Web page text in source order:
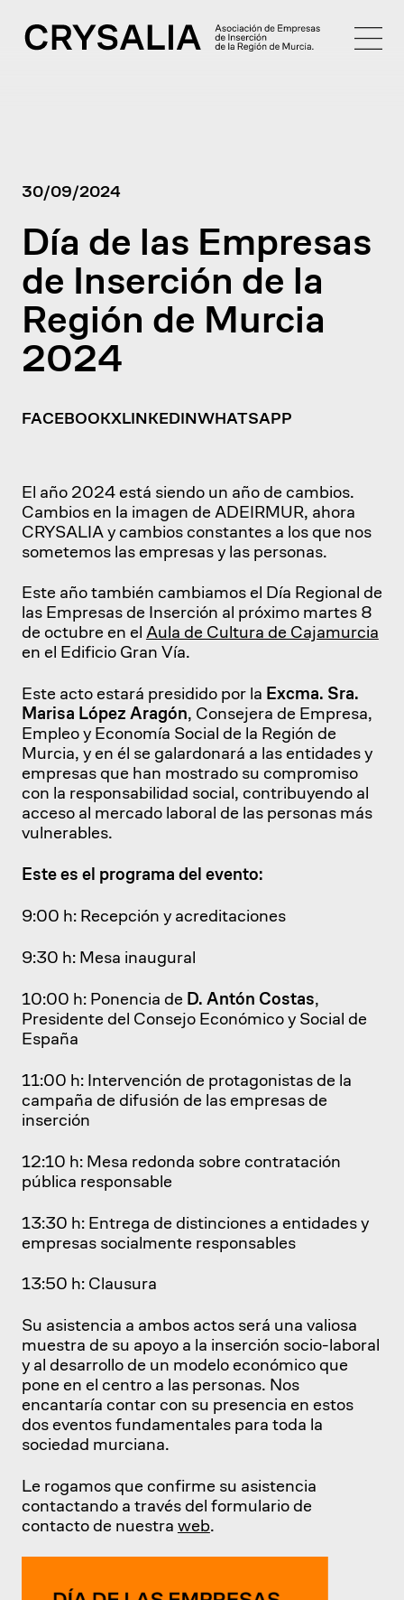
30/09/2024
Día de las Empresas
de Inserción de la
Región de Murcia
2024
FACEBOOKXLINKEDINWHATSAPP
El año 2024 está siendo un año de cambios.
Cambios en la imagen de ADEIRMUR, ahora
CRYSALIA y cambios constantes a los que nos
sometemos las empresas y las personas.
Este año también cambiamos el Día Regional de
las Empresas de Inserción al próximo martes 8
de octubre en el Aula de Cultura de Cajamurcia
en el Edificio Gran Vía.
Este acto estará presidido por la Excma. Sra.
Marisa López Aragón, Consejera de Empresa,
Empleo y Economía Social de la Región de
Murcia, y en él se galardonará a las entidades y
empresas que han mostrado su compromiso
con la responsabilidad social, contribuyendo al
acceso al mercado laboral de las personas más
vulnerables.
Este es el programa del evento:
9:00 h: Recepción y acreditaciones
9:30 h: Mesa inaugural
10:00 h: Ponencia de D. Antón Costas,
Presidente del Consejo Económico y Social de
España
11:00 h: Intervención de protagonistas de la
campaña de difusión de las empresas de
inserción
12:10 h: Mesa redonda sobre contratación
pública responsable
13:30 h: Entrega de distinciones a entidades y
empresas socialmente responsables
13:50 h: Clausura
Su asistencia a ambos actos será una valiosa
muestra de su apoyo a la inserción socio-laboral
y al desarrollo de un modelo económico que
pone en el centro a las personas. Nos
encantaría contar con su presencia en estos
dos eventos fundamentales para toda la
sociedad murciana.
Le rogamos que confirme su asistencia
contactando a través del formulario de
contacto de nuestra web.